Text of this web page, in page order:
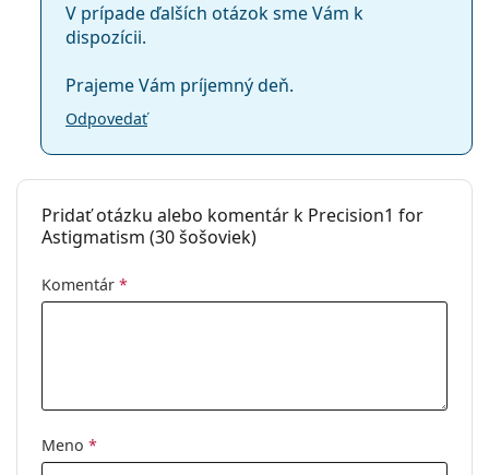
V prípade ďalších otázok sme Vám k
dispozícii.
Prajeme Vám príjemný deň.
Odpovedať
Pridať otázku alebo komentár k Precision1 for
Astigmatism (30 šošoviek)
Komentár *
Meno *